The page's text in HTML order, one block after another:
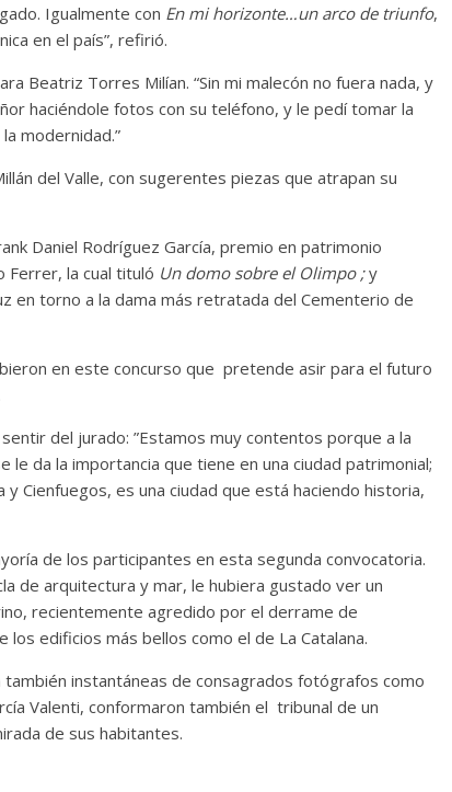
Igualmente con En mi horizonte…un arco de triunfo,
en el país”, refirió.
Beatriz Torres Milían. “Sin mi malecón no fuera nada, y
haciéndole fotos con su teléfono, y le pedí tomar la
modernidad.”
del Valle, con sugerentes piezas que atrapan su
Daniel Rodríguez García, premio en patrimonio
Ferrer, la cual tituló Un domo sobre el Olimpo ;y
en torno a la dama más retratada del Cementerio de
en este concurso que pretende asir para el futuro
del jurado: ”Estamos muy contentos porque a la
da la importancia que tiene en una ciudad patrimonial;
Cienfuegos, es una ciudad que está haciendo historia,
de los participantes en esta segunda convocatoria.
de arquitectura y mar, le hubiera gustado ver un
recientemente agredido por el derrame de
edificios más bellos como el de La Catalana.
instantáneas de consagrados fotógrafos como
Valenti, conformaron también el tribunal de un
de sus habitantes.
defectos
Martínez Molina 0
Cuento de hadas
burguesía mexicana
30 diciembre, 2025
Julio Martínez Molina
0